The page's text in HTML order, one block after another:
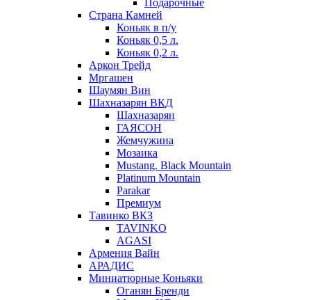
Подарочные
Страна Камней
Коньяк в п/у
Коньяк 0,5 л.
Коньяк 0,2 л.
Аркон Трейд
Мргашен
Шаумян Вин
Шахназарян ВКД
Шахназарян
ГАЯСОН
Жемчужина
Мозаика
Mustang. Black Mountain
Platinum Mountain
Parakar
Премиум
Тавинко ВКЗ
TAVINKO
AGASI
Армения Вайн
АРАДИС
Миниатюрные Коньяки
Оганян Бренди